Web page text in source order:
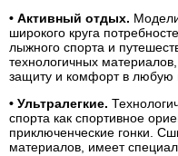
• Активный отдых.
широкого круга
лыжного спорта и
технологичных
защиту и комфорт в любую
• Ультралегкие.
спорта как спортивное
приключенческие гонки.
материалов, имеет